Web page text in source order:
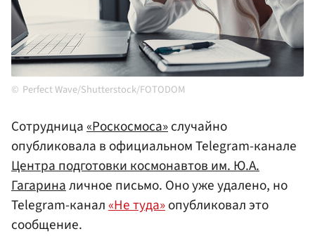
Perfect Wave/Shutterstock/FOTODOM
Сотрудница«Роскосмоса»случайно
опубликовала в официальном Telegram-канале
Центра подготовки космонавтов им. Ю.А.
Гагариналичное письмо. Оно уже удалено, но
Telegram-канал«Не туда»опубликовал это
сообщение.